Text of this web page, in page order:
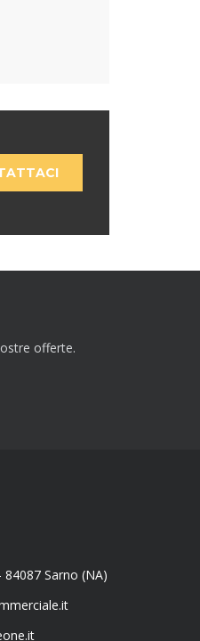
offerte.
Sarno (NA)